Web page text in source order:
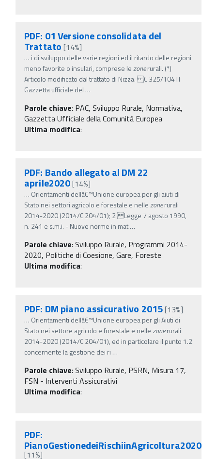
PDF: 01 Versione consolidata del
Trattato [14%]
… i di sviluppo delle varie regioni ed il ritardo delle regioni
meno favorite o insulari, comprese lezonerurali. (*)
Articolo modificato dal trattato di Nizza. C 325/104 IT
Gazzetta ufficiale del …
Parole chiave: PAC, Sviluppo Rurale, Normativa,
Gazzetta Ufficiale della Comunità Europea
Ultima modifica:
PDF: Bando allegato al DM 22
aprile2020[14%]
… Orientamenti dellâ€™Unione europea per gli aiuti di
Stato nei settori agricolo e forestale e nellezonerurali
2014-2020 (2014/C 204/01); 2 Legge 7 agosto 1990,
n. 241 e s.m.i. - Nuove norme in mat…
Parole chiave: Sviluppo Rurale, Programmi 2014-
2020, Politiche di Coesione, Gare, Foreste
Ultima modifica:
PDF: DM piano assicurativo 2015[13%]
… Orientamenti dellâ€™Unione europea per gli Aiuti di
Stato nei settore agricolo e forestale e nellezonerurali
2014-2020 (2014/C 204/01), ed in particolare il punto 1.2
concernente la gestione dei ri …
Parole chiave: Sviluppo Rurale, PSRN, Misura 17,
FSN - Interventi Assicurativi
Ultima modifica:
PDF:
PianoGestionedeiRischiinAgricoltura2020
[11%]